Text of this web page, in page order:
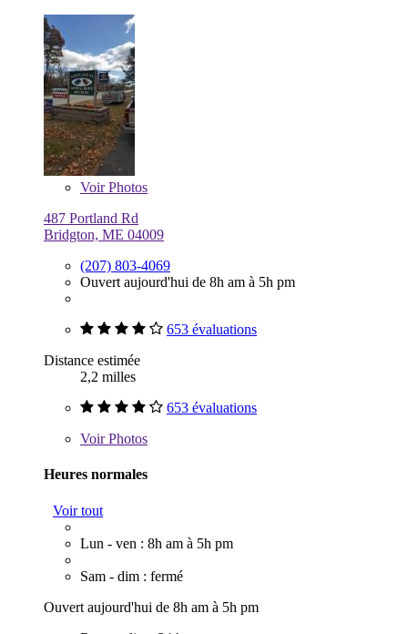
VoirPhotos
487 Portland Rd
Bridgton, ME 04009
(207) 803-4069
Ouvert aujourd'hui de 8h am à 5h pm
653 évaluations
Distance estimée
2,2 milles
653 évaluations
VoirPhotos
Heures normales
Voir tout
Lun - ven : 8h am à 5h pm
Sam - dim : fermé
Ouvert aujourd'hui de 8h am à 5h pm